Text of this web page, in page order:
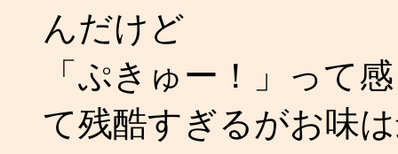
んだけど
「ぷきゅー！」って
て残酷すぎるがお味